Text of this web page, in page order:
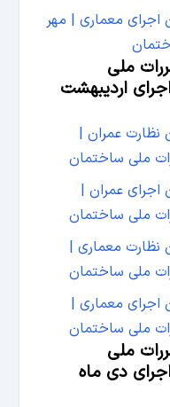
اجرای معماری | مهر
ملی
اردیبهشت
نظارت عمران |
اجرای عمران |
نظارت معماری |
اجرای معماری |
ملی
دی ماه